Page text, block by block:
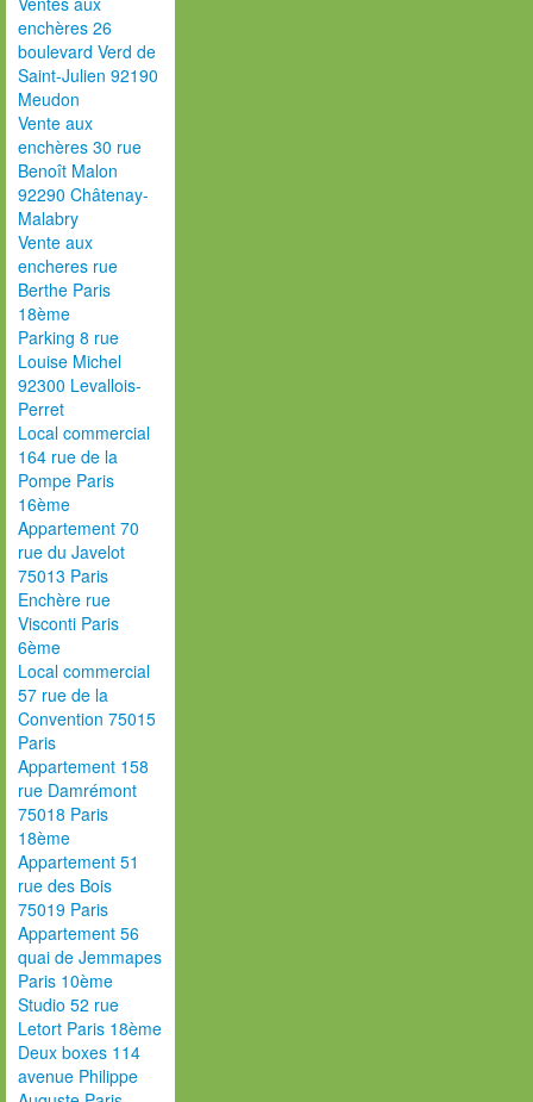
enchères 26
boulevard Verd de
Saint-Julien 92190
Meudon
Vente aux
enchères 30 rue
Benoît Malon
92290 Châtenay-
Malabry
Vente aux
encheres rue
Berthe Paris
18ème
Parking 8 rue
Louise Michel
92300 Levallois-
Perret
Local commercial
164 rue de la
Pompe Paris
16ème
Appartement 70
rue du Javelot
75013 Paris
Enchère rue
Visconti Paris
6ème
Local commercial
57 rue de la
Convention 75015
Paris
Appartement 158
rue Damrémont
75018 Paris
18ème
Appartement 51
rue des Bois
75019 Paris
Appartement 56
quai de Jemmapes
Paris 10ème
Studio 52 rue
Letort Paris 18ème
Deux boxes 114
avenue Philippe